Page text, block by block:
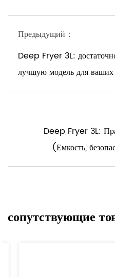
Предыдущий：
Deep Fryer 3L:
лучшую модель для
Deep Fryer 3L:
(Емкость,
сопутствующие